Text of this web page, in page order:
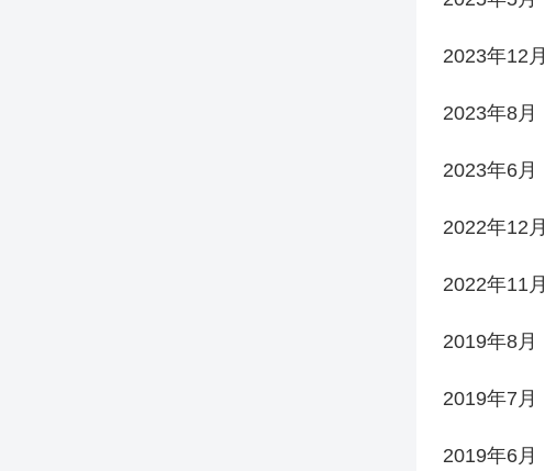
2023年12月
2023年8月
2023年6月
2022年12月
2022年11月
2019年8月
2019年7月
2019年6月